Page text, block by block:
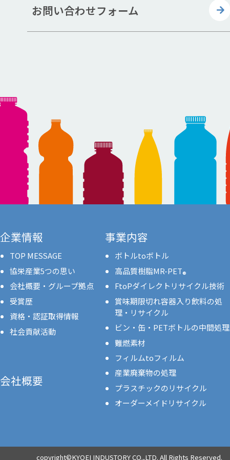
お問い合わせフォーム
企業情報
TOP MESSAGE
協栄産業5つの思い
会社概要・グループ拠点
受賞歴
資格・認証取得情報
社会貢献活動
会社概要
事業内容
ボトルtoボトル
高品質樹脂MR-PET®
FtoPダイレクトリサイクル技術
賞味期限切れ容器入り飲料の処
理・リサイクル
ビン・缶・PETボトルの中間処理
難燃素材
フィルムtoフィルム
産業廃棄物の処理
プラスチックのリサイクル
オーダーメイドリサイクル
copyright©KYOEI INDUSTORY CO.,LTD. All Rights Reserved.